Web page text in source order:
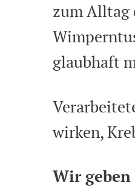
zum Alltag
glaubhaft
wirken,
Wir